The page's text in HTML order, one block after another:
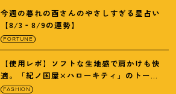
今週の暮れの酉さんのやさしすぎる星占い
【8/3‐8/9の運勢】
FORTUNE
【使用レポ】ソフトな生地感で肩かけも快
適。「紀ノ国屋×ハローキティ」のトート
がガシガシ使えて最高です
FASHION